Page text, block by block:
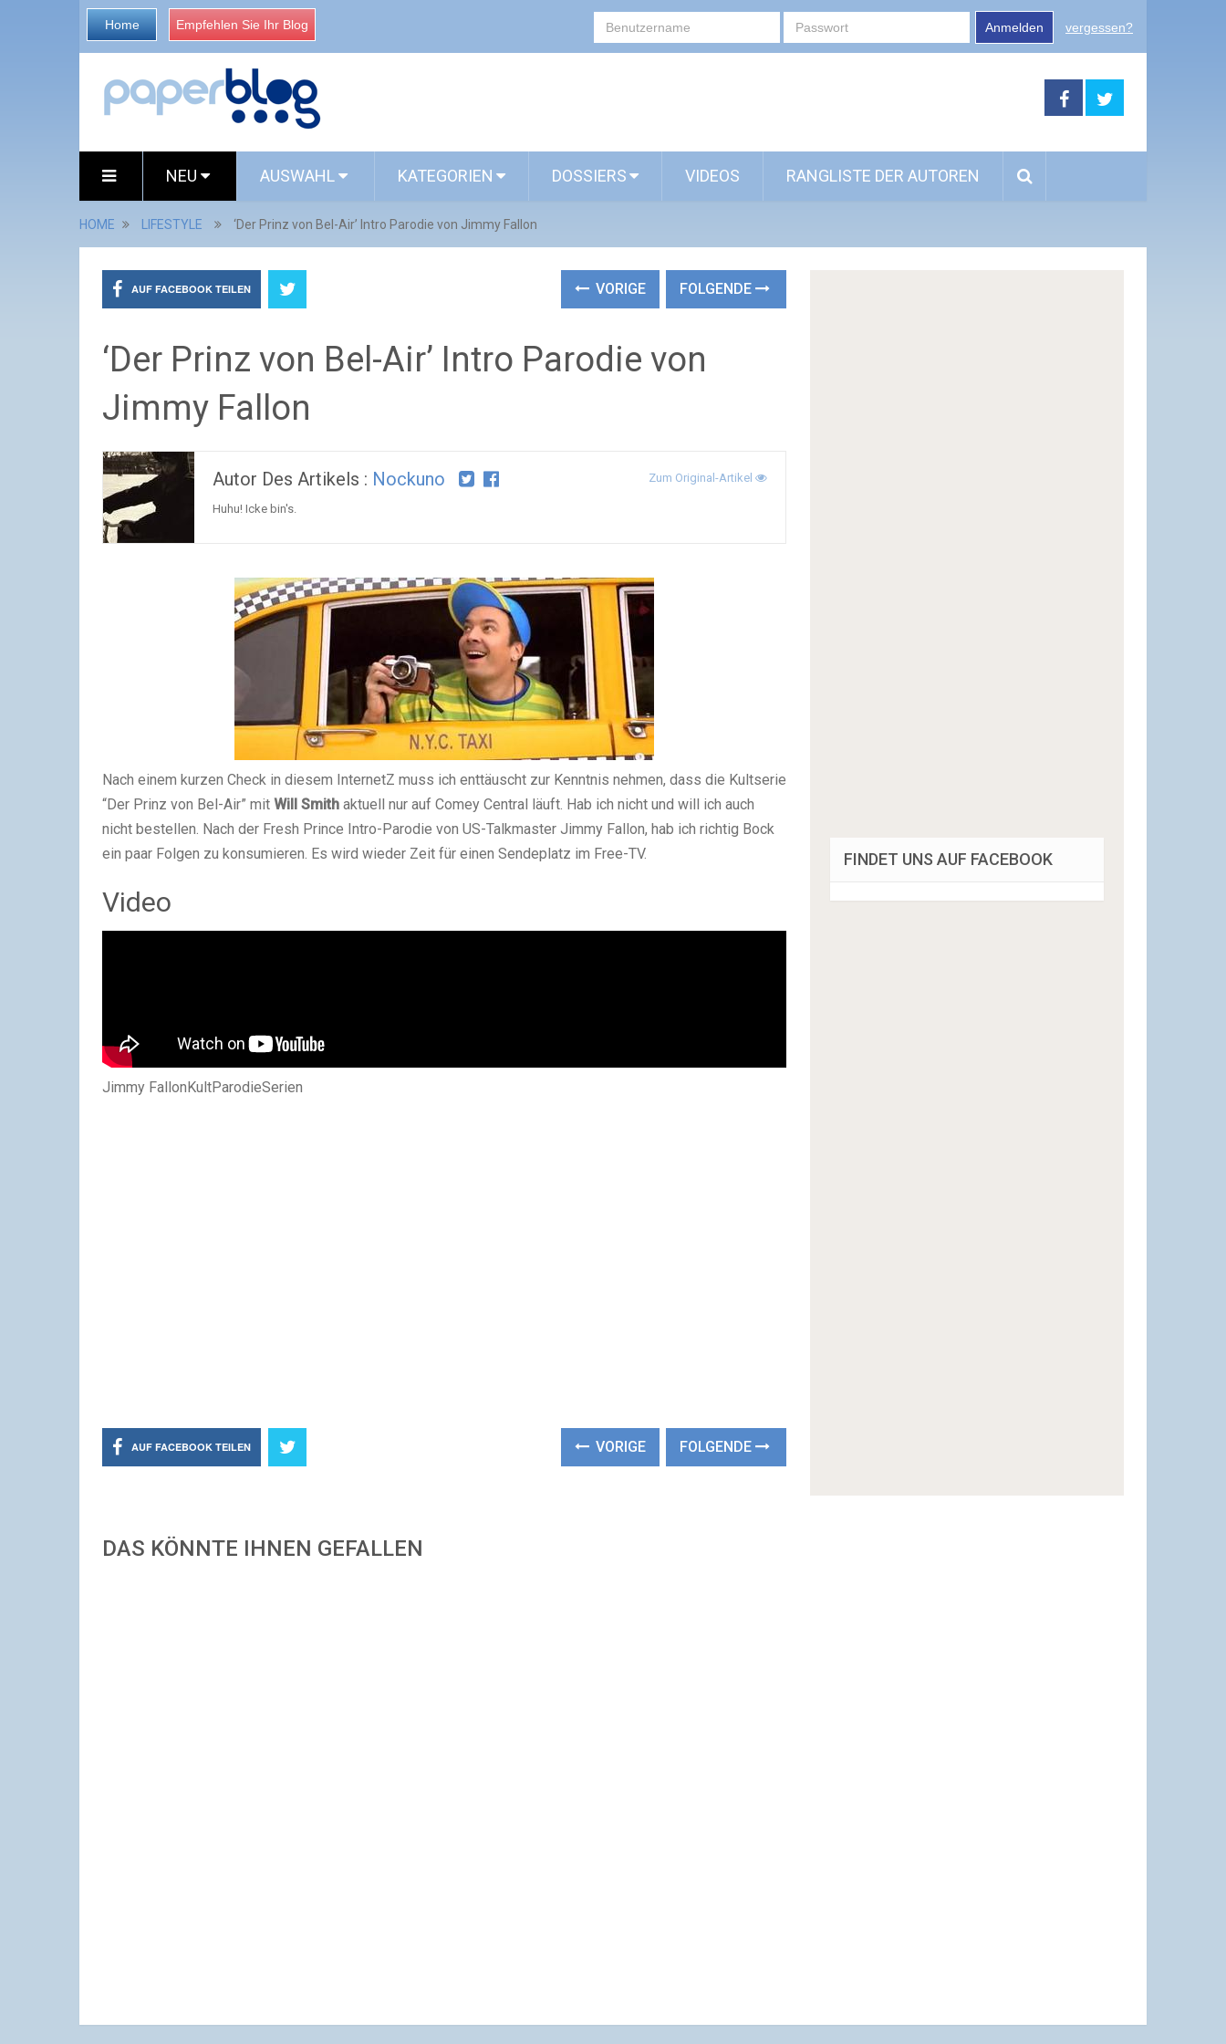
Home Empfehlen Sie Ihr Blog Anmelden vergessen?
NEU AUSWAHL KATEGORIEN DOSSIERS VIDEOS RANGLISTE DER AUTOREN
HOME LIFESTYLE ‘Der Prinz von Bel-Air’ Intro Parodie von Jimmy Fallon
AUF FACEBOOK TEILEN VORIGE FOLGENDE
‘Der Prinz von Bel-Air’ Intro Parodie von
Jimmy Fallon
Autor Des Artikels : Nockuno Zum Original-Artikel
Huhu! Icke bin's.
Nach einem kurzen Check in diesem InternetZ muss ich enttäuscht zur Kenntnis nehmen, dass die Kultserie
“Der Prinz von Bel-Air” mit Will Smith aktuell nur auf Comey Central läuft. Hab ich nicht und will ich auch
nicht bestellen. Nach der Fresh Prince Intro-Parodie von US-Talkmaster Jimmy Fallon, hab ich richtig Bock
ein paar Folgen zu konsumieren. Es wird wieder Zeit für einen Sendeplatz im Free-TV.
Video
Jimmy FallonKultParodieSerien
AUF FACEBOOK TEILEN VORIGE FOLGENDE
DAS KÖNNTE IHNEN GEFALLEN
FINDET UNS AUF FACEBOOK